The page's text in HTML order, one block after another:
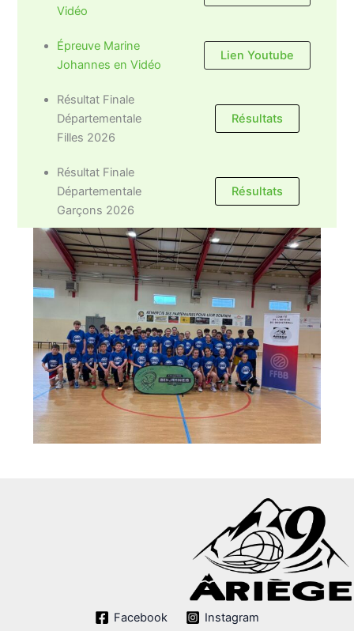
Vidéo
Épreuve Marine
Johannes en Vidéo
Lien Youtube
Résultat Finale
Départementale
Filles 2026
Résultats
Résultat Finale
Départementale
Garçons 2026
Résultats
Facebook Instagram